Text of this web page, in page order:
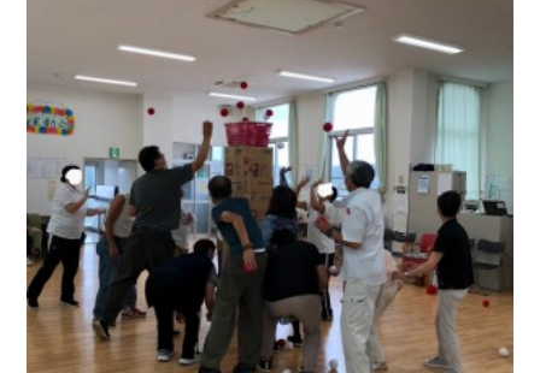
介護保険相談・ケアプラン作成 【三芳ケアステーション】
三芳地域在宅介護相談 【三芳地域介護支援センター】
お問い合せ